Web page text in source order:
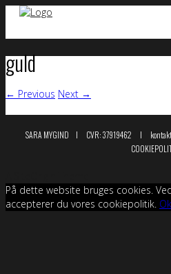
Skip
content
guld
← Previous Next →
SARA MYGIND I CVR: 37919462 I
På dette website bruges cookies.
accepterer du vores cookiepolitik. Ok